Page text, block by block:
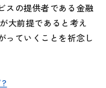
スの提供者である金融
大前提であると考え
っていくことを祈念し